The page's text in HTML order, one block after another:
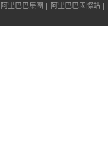
阿里巴巴集團
阿里巴巴國際站